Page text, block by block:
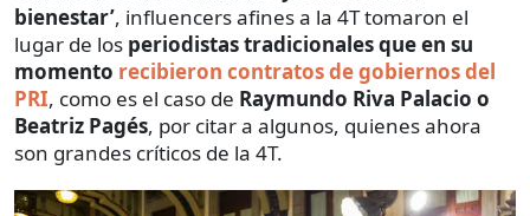
bienestar’, influencers afines a la 4Ttomaron el
lugar de los periodistas tradicionales que en su
momento recibieron contratos de gobiernos del
PRI, como es el caso de Raymundo Riva Palacio o
Beatriz Pagés, por citar a algunos, quienes ahora
son grandes críticos de la 4T.